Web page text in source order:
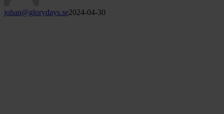
johan@glorydays.se2024-04-30